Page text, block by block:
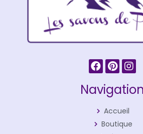
Navigation
Accueil
Boutique